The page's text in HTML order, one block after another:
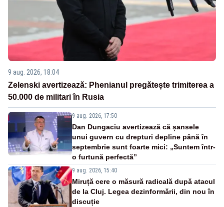
9 aug. 2026, 18:04
Zelenski avertizează: Phenianul pregătește trimiterea a
50.000 de militari în Rusia
9 aug. 2026, 17:50
Dan Dungaciu avertizează că șansele
unui guvern cu drepturi depline până în
septembrie sunt foarte mici: „Suntem într-
o furtună perfectă”
9 aug. 2026, 15:40
Miruță cere o măsură radicală după atacul
de la Cluj. Legea dezinformării, din nou în
discuție